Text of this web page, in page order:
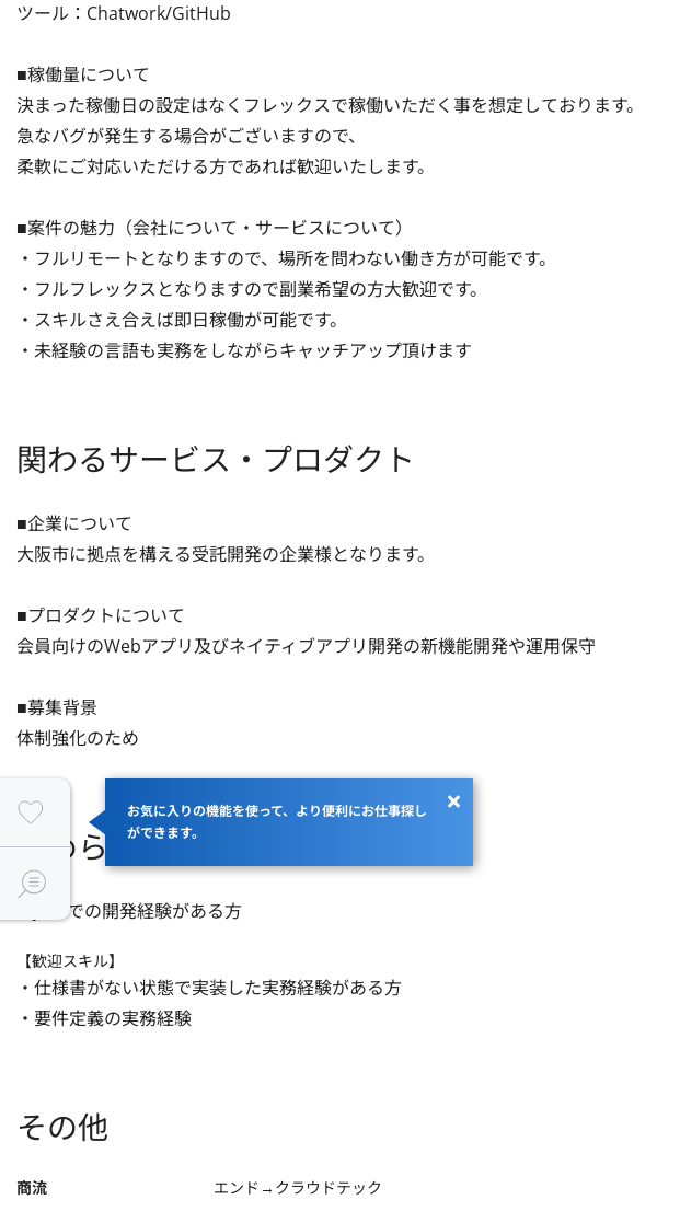
お気に入りの機能を使って、より便利にお仕事探し
ができます。
ツール：Chatwork/GitHub
■稼働量について
決まった稼働日の設定はなくフレックスで稼働いただく事を想定しております。
急なバグが発生する場合がございますので、
柔軟にご対応いただける方であれば歓迎いたします。
■案件の魅力（会社について・サービスについて）
・フルリモートとなりますので、場所を問わない働き方が可能です。
・フルフレックスとなりますので副業希望の方大歓迎です。
・スキルさえ合えば即日稼働が可能です。
・未経験の言語も実務をしながらキャッチアップ頂けます
関わるサービス・プロダクト
■企業について
大阪市に拠点を構える受託開発の企業様となります。
■プロダクトについて
会員向けのWebアプリ及びネイティブアプリ開発の新機能開発や運用保守
■募集背景
体制強化のため
求められるスキル
・Javaでの開発経験がある方
【歓迎スキル】
・仕様書がない状態で実装した実務経験がある方
・要件定義の実務経験
その他
商流
エンド→クラウドテック